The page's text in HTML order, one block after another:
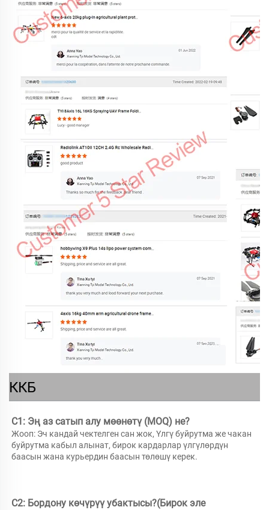
ККБ
С1: Эң аз сатып алу мөөнөтү (MOQ) не?
Жооп: Эч кандай чектелген сан жок, Үлгү буйрутма же чакан
буйрутма кабыл алынат, бирок кардарлар үлгүлөрдүн
баасын жана курьердин баасын төлөшү керек.
С2: Бордону көчүрүү убактысы?(Бирок эле